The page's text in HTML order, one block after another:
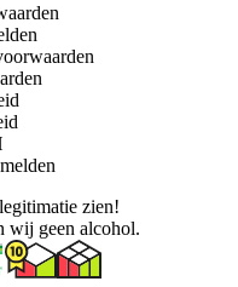
zien!
wij geen alcohol.